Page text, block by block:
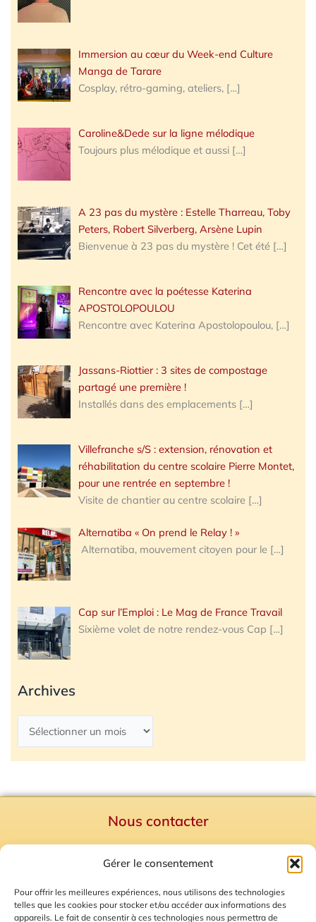
Gérer le consentement
Pour offrir les meilleures expériences, nous utilisons des technologies
telles que les cookies pour stocker et/ou accéder aux informations des
appareils. Le fait de consentir à ces technologies nous permettra de
Immersion au cœur du Week-end Culture
Manga de Tarare
Cosplay, rétro-gaming, ateliers, […]
Caroline&Dede sur la ligne mélodique
Toujours plus mélodique et aussi […]
A 23 pas du mystère : Estelle Tharreau, Toby
Peters, Robert Silverberg, Arsène Lupin
Bienvenue à 23 pas du mystère ! Cet été […]
Rencontre avec la poétesse Katerina
APOSTOLOPOULOU
Rencontre avec Katerina Apostolopoulou, […]
Jassans-Riottier : 3 sites de compostage
partagé une première !
Installés dans des emplacements […]
Villefranche s/S : extension, rénovation et
réhabilitation du centre scolaire Pierre Montet,
pour une rentrée en septembre !
Visite de chantier au centre scolaire […]
Alternatiba « On prend le Relay ! »
Alternatiba, mouvement citoyen pour le […]
Cap sur l’Emploi : Le Mag de France Travail
Sixième volet de notre rendez-vous Cap […]
Archives
Nous contacter
Mentions Légales
Plan du site
Gestion des Cookies